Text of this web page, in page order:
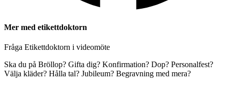
Mer med etikettdoktorn
Fråga Etikettdoktorn i videomöte
Ska du på Bröllop? Gifta dig? Konfirmation? Dop? Personalfest?
Välja kläder? Hålla tal? Jubileum? Begravning med mera?